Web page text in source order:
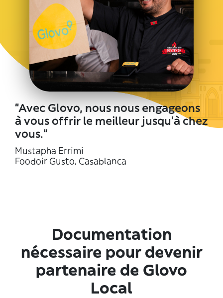
“Avec Glovo, nous nous engageons
à vous offrir le meilleur jusqu'à chez
vous.”
Mustapha Errimi
Foodoir Gusto, Casablanca
Documentation
nécessaire pour devenir
partenaire de Glovo
Local